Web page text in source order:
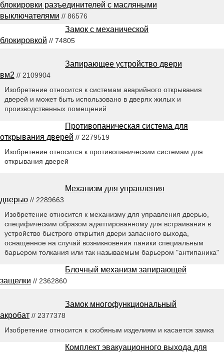
блокировки разъединителей с масляными
выключателями // 86576
Замок с механической
блокировкой // 74805
Запирающее устройство двери
вм2 // 2109904
Изобретение относится к системам аварийного открывания
дверей и может быть использовано в дверях жилых и
производственных помещений
Противопаническая система для
открывания дверей // 2279519
Изобретение относится к противопаническим системам для
открывания дверей
Механизм для управления
дверью // 2289663
Изобретение относится к механизму для управления дверью,
специфическим образом адаптированному для встраивания в
устройство быстрого открытия двери запасного выхода,
оснащенное на случай возникновения паники специальным
барьером толкания или так называемым барьером "антипаника"
Блочный механизм запирающей
защелки // 2362860
Замок многофункциональный
акробат // 2377378
Изобретение относится к скобяным изделиям и касается замка
Комплект эвакуационного выхода для